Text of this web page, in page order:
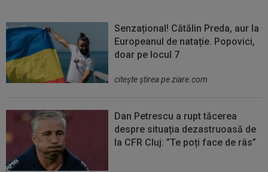
Senzațional! Cătălin Preda, aur la
Europeanul de natație. Popovici,
doar pe locul 7
citeşte ştirea pe ziare.com
Dan Petrescu a rupt tăcerea
despre situația dezastruoasă de
la CFR Cluj: ”Te poți face de râs”